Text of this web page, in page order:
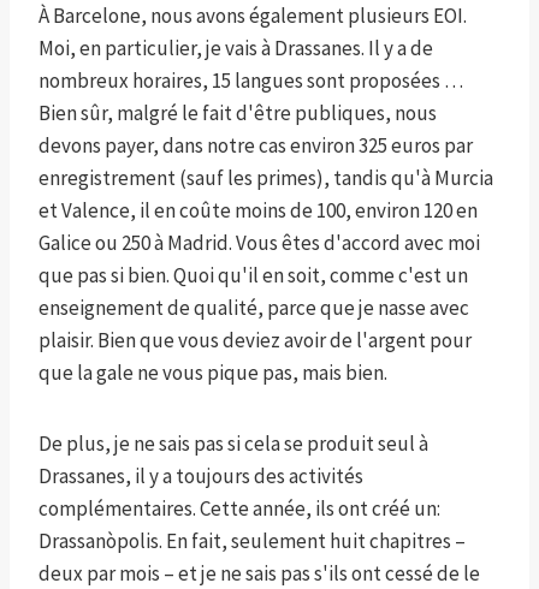
À Barcelone, nous avons également plusieurs EOI.
Moi, en particulier, je vais à Drassanes. Il y a de
nombreux horaires, 15 langues sont proposées …
Bien sûr, malgré le fait d'être publiques, nous
devons payer, dans notre cas environ 325 euros par
enregistrement (sauf les primes), tandis qu'à Murcia
et Valence, il en coûte moins de 100, environ 120 en
Galice ou 250 à Madrid. Vous êtes d'accord avec moi
que pas si bien. Quoi qu'il en soit, comme c'est un
enseignement de qualité, parce que je nasse avec
plaisir. Bien que vous deviez avoir de l'argent pour
que la gale ne vous pique pas, mais bien.
De plus, je ne sais pas si cela se produit seul à
Drassanes, il y a toujours des activités
complémentaires. Cette année, ils ont créé un:
Drassanòpolis. En fait, seulement huit chapitres –
deux par mois – et je ne sais pas s'ils ont cessé de le